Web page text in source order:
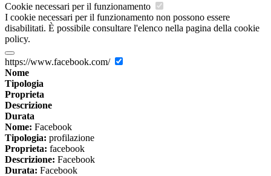
Cookie necessari per il funzionamento
I cookie necessari per il funzionamento non possono essere
disabilitati. È possibile consultare l'elenco nella pagina della cookie
policy.
https://www.facebook.com/
Nome
Tipologia
Proprieta
Descrizione
Durata
Nome: Facebook
Tipologia: profilazione
Proprieta: facebook
Descrizione: Facebook
Durata: Facebook